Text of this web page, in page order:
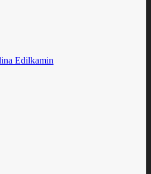
Edilkamin